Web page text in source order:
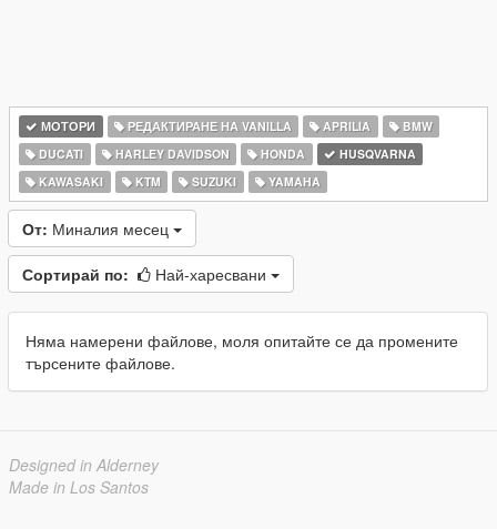
МОТОРИ РЕДАКТИРАНЕ НА VANILLA APRILIA
BMW
DUCATI
HARLEY DAVIDSON HONDA
HUSQVARNA
KAWASAKI
KTM SUZUKI YAMAHA
От: Миналия месец
Сортирай по: Най-харесвани
Няма намерени файлове, моля опитайте се да промените
търсените файлове.
Designed in Alderney
Made in Los Santos